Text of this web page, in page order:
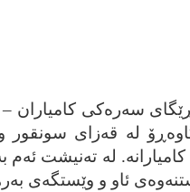
گاوشان له‌ کیلۆمه‌تری 45ی ڕێگای
له‌ قه‌زای سونقور